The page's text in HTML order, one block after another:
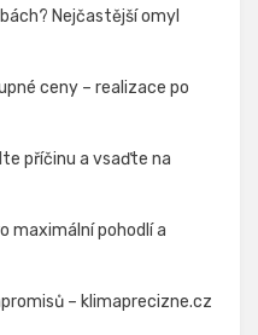
Nejčastější omyl
ceny – realizace po
příčinu a vsaďte na
maximální pohodlí a
– klimaprecizne.cz